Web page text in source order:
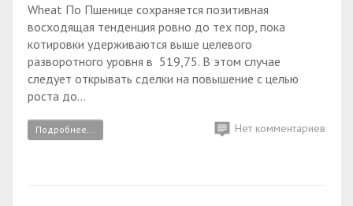
Wheat По Пшенице сохраняется позитивная
восходящая тенденция ровно до тех пор, пока
котировки удерживаются выше целевого
разворотного уровня в 519,75. В этом случае
следует открывать сделки на повышение с целью
роста до...
Подробнее... Нет комментариев